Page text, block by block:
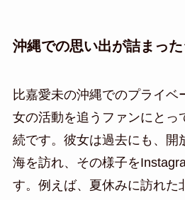
沖縄での思い出が詰まっ
比嘉愛未の沖縄でのプライベ
女の活動を追うファンにとっ
続です。彼女は過去にも、開
海を訪れ、その様子を
す。例えば、夏休みに訪れた